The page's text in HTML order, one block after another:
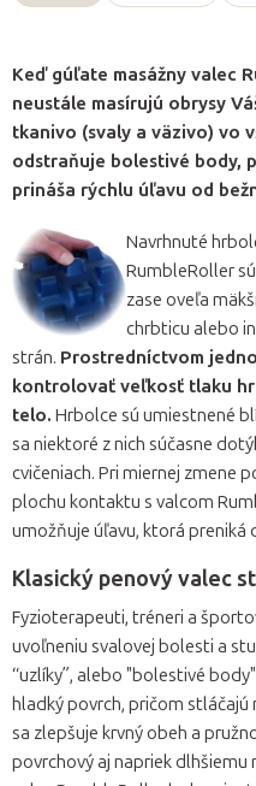
Keď gúľate masážny valec
neustále masírujú obrysy
tkanivo (svaly a väzivo) vo
odstraňuje bolestivé body,
prináša rýchlu úľavu od
Navrhnuté
RumbleRoller
zase oveľa
chrbticu alebo
strán. Prostredníctvom
kontrolovať veľkosť tlaku
telo. Hrbolce sú umiestnené
sa niektoré z nich súčasne
cvičeniach. Pri miernej zmene
plochu kontaktu s valcom
umožňuje úľavu, ktorá preniká
Klasický penový valec
Fyzioterapeuti, tréneri a
uvoľneniu svalovej bolesti a
“uzlíky”, alebo "bolestivé
hladký povrch, pričom stláčajú
sa zlepšuje krvný obeh a
povrchový aj napriek dlhšiemu